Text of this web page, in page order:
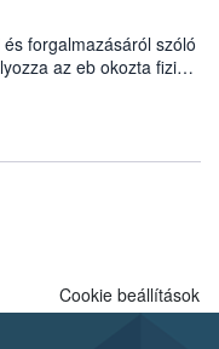
forgalmazásáról szóló
az eb okozta fizikai
felmerülő
eb tartását és annak
jártas szakértőt.
Cookie beállítások